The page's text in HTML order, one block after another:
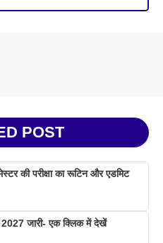
POST
की परीक्षा का रूटिन और एडमिट
2027 जारी- एक क्लिक में देखें